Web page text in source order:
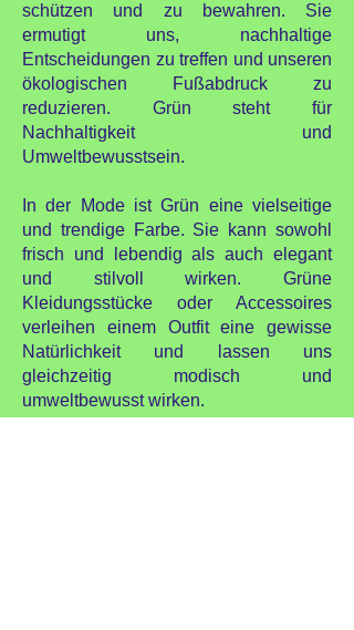
schützen und zu bewahren. Sie
ermutigt uns, nachhaltige
Entscheidungen zu treffen und unseren
ökologischen Fußabdruck zu
reduzieren. Grün steht für
Nachhaltigkeit und
Umweltbewusstsein.
In der Mode ist Grün eine vielseitige
und trendige Farbe. Sie kann sowohl
frisch und lebendig als auch elegant
und stilvoll wirken. Grüne
Kleidungsstücke oder Accessoires
verleihen einem Outfit eine gewisse
Natürlichkeit und lassen uns
gleichzeitig modisch und
umweltbewusst wirken.